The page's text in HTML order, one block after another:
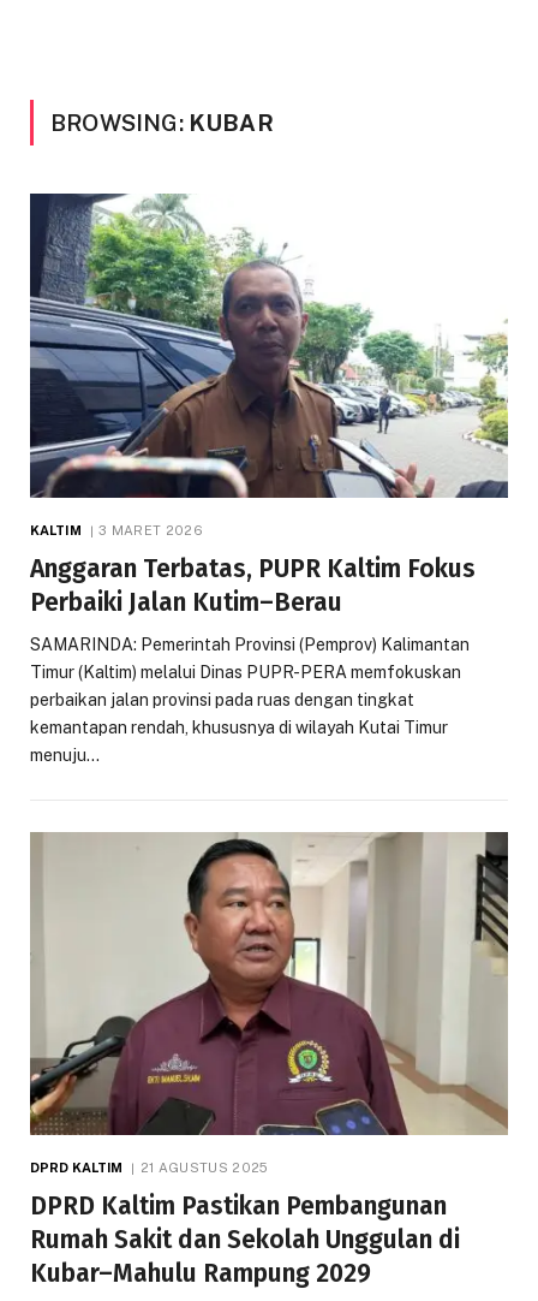
BROWSING: KUBAR
KALTIM 3 MARET 2026
Anggaran Terbatas, PUPR Kaltim Fokus
Perbaiki Jalan Kutim–Berau
SAMARINDA: Pemerintah Provinsi (Pemprov) Kalimantan
Timur (Kaltim) melalui Dinas PUPR-PERA memfokuskan
perbaikan jalan provinsi pada ruas dengan tingkat
kemantapan rendah, khususnya di wilayah Kutai Timur
menuju…
DPRD KALTIM 21 AGUSTUS 2025
DPRD Kaltim Pastikan Pembangunan
Rumah Sakit dan Sekolah Unggulan di
Kubar–Mahulu Rampung 2029